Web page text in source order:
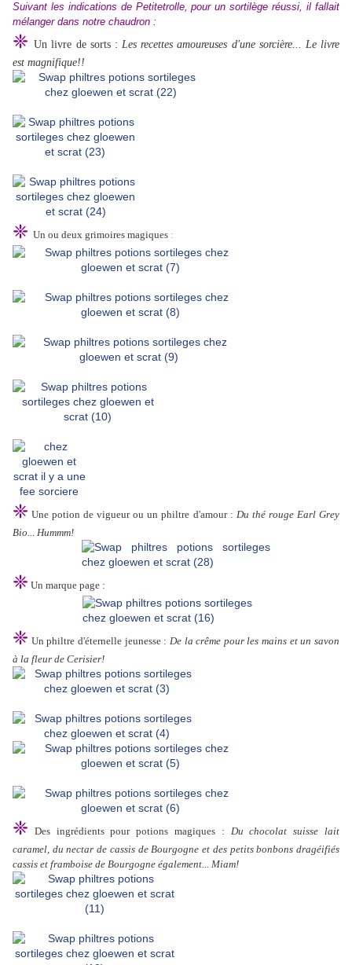
Suivant les indications de Petitetrolle, pour un sortilège réussi, il fallait
mélanger dans notre chaudron :
❈ Un livre de sorts: Les recettes amoureuses d'une sorcière... Le livre
est magnifique!!
❈ Un ou deux grimoires magiques :
❈ Une potion de vigueur ou un philtre d'amour : Du thé rouge Earl Grey
Bio... Hummm!
❈ Un marque page :
❈ Un philtre d'éternelle jeunesse : De la crême pour les mains et un savon
à la fleur de Cerisier!
❈ Des ingrédients pour potions magiques : Du chocolat suisse lait
caramel, du nectar de cassis de Bourgogne et des petits bonbons dragéifiés
cassis et framboise de Bourgogne également... Miam!